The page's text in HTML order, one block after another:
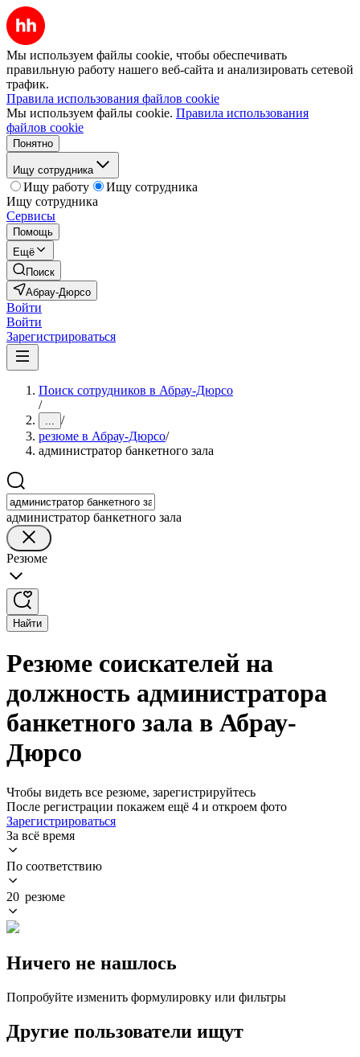
Мы используем файлы cookie, чтобы обеспечивать
правильную работу нашего веб-сайта и анализировать сетевой
трафик.
Правила использования файлов cookie
Мы используем файлы cookie. Правила использования
файлов cookie
Понятно
Ищу сотрудника
Ищу работу
Ищу сотрудника
Ищу сотрудника
Сервисы
Помощь
Ещё
Поиск
Абрау-Дюрсо
Войти
Войти
Зарегистрироваться
Поиск сотрудников в Абрау-Дюрсо
/
... /
резюме в Абрау-Дюрсо/
администратор банкетного зала
администратор банкетного зала
Резюме
Найти
Резюме соискателей на
должность администратора
банкетного зала в Абрау-
Дюрсо
Чтобы видеть все резюме, зарегистрируйтесь
После регистрации покажем ещё 4 и откроем фото
Зарегистрироваться
За всё время
По соответствию
20 резюме
Ничего не нашлось
Попробуйте изменить формулировку или фильтры
Другие пользователи ищут